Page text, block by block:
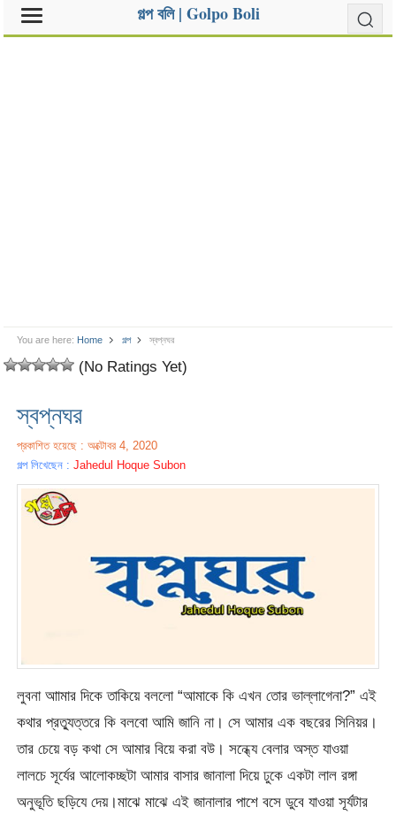
গল্প বলি | Golpo Boli
You are here: Home গল্প স্বপ্নঘর
(No Ratings Yet)
স্বপ্নঘর
প্রকাশিত হয়েছে : অক্টোবর 4, 2020
গল্প লিখেছেন :Jahedul Hoque Subon
লুবনা আামার দিকে তাকিয়ে বললো “আমাকে কি এখন তোর ভাল্লাগেনা?” এই
কথার প্রত্যুত্তরে কি বলবো আমি জানি না। সে আমার এক বছরের সিনিয়র।
তার চেয়ে বড় কথা সে আমার বিয়ে করা বউ। সন্ধ্যে বেলার অস্ত যাওয়া
লালচে সূর্যের আলোকচ্ছটা আমার বাসার জানালা দিয়ে ঢুকে একটা লাল রঙ্গা
অনুভূতি ছড়িযে দেয়।মাঝে মাঝে এই জানালার পাশে বসে ডুবে যাওয়া সূর্যটার